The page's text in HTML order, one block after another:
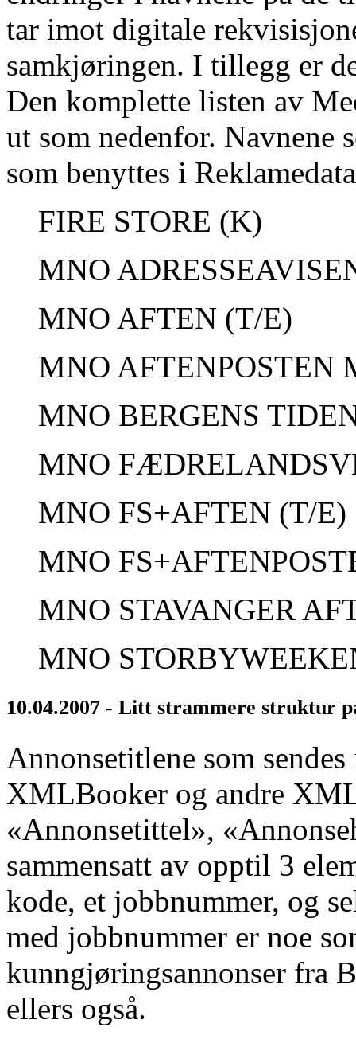
tar imot digitale
samkjøringen. I tillegg er
Den komplette listen av
ut som nedenfor. Navnene
som benyttes i
FIRE STORE (K)
MNO
MNO AFTEN (T/E)
MNO AFTENPOSTEN
MNO BERGENS
MNO
MNO FS+AFTEN (T/E)
MNO
MNO STAVANGER
MNO
10.04.2007 - Litt strammere struktur
Annonsetitlene som
XMLBooker og andre
«Annonsetittel»,
sammensatt av opptil 3
kode, et jobbnummer, og
med jobbnummer er noe
kunngjøringsannonser fra
ellers også.